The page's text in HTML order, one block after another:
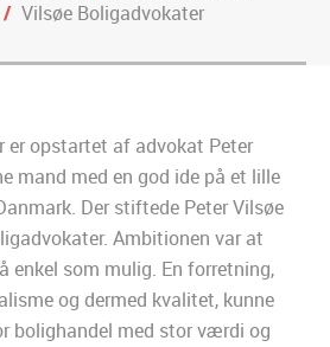
/ Vilsøe Boligadvokater
er opstartet af advokat Peter
mand med en god ide på et lille
Der stiftede Peter Vilsøe
Ambitionen var at
enkel som mulig. En forretning,
og dermed kvalitet, kunne
bolighandel med stor værdi og